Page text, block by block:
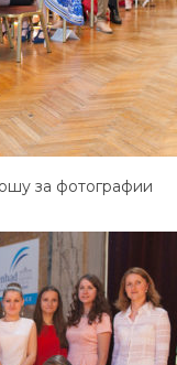
за фотографии